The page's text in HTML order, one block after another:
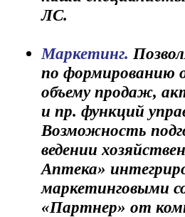
ЛС.
Маркетинг.
по формированию
объему продаж,
и пр. функций
Возможность
ведении
Аптека»
маркетинговыми
«Партнер» от